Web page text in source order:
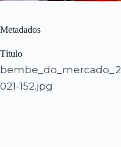
Metadados
Título
bembe_do_mercado_2
021-152.jpg